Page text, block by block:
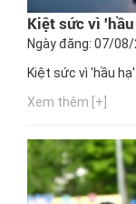
Kiệt sức vì
Ngày đăng: 07/
Kiệt sức vì 'hầu hạ'
Xem thêm [+]